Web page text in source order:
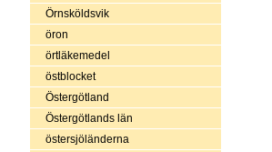
Örnsköldsvik
öron
örtläkemedel
östblocket
Östergötland
Östergötlands län
östersjöländerna